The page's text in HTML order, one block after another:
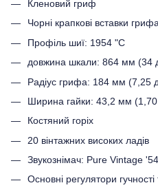
Кленовий гриф
Чорні крапкові вставки
Профіль шиї: 1954 "C
довжина шкали: 864 мм (34
Радіус грифа: 184 мм (7,25
Ширина гайки: 43,2 мм
Костяний горіх
20 вінтажних високих ладів
Звукознімач: Pure Vintage
Основні регулятори